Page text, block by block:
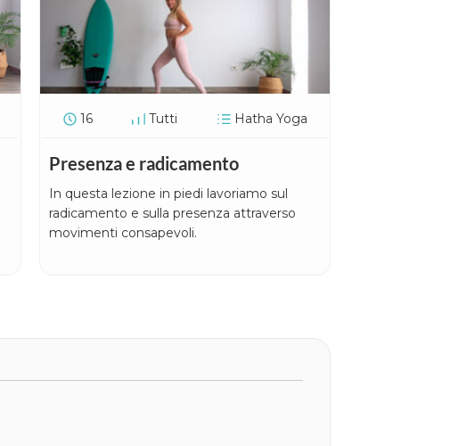
16 Tutti Hatha Yoga
Presenza e radicamento
In questa lezione in piedi lavoriamo sul
radicamento e sulla presenza attraverso
movimenti consapevoli.